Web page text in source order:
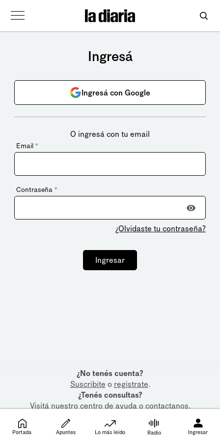
Ingresá
Ingresá con Google
O ingresá con tu email
Email *
Contraseña *
¿Olvidaste tu contraseña?
Ingresar
¿No tenés cuenta?
Suscribite o registrate.
¿Tenés consultas?
Visitá nuestrocentro de ayudaocontactanos.
Portada Apuntes Lo más leído Radio Ingresar